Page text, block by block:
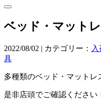
ベッド・マット
2022/08/02 | カテゴリー：
具
多種類のベッド・マットレ
是非店頭でご確認ください